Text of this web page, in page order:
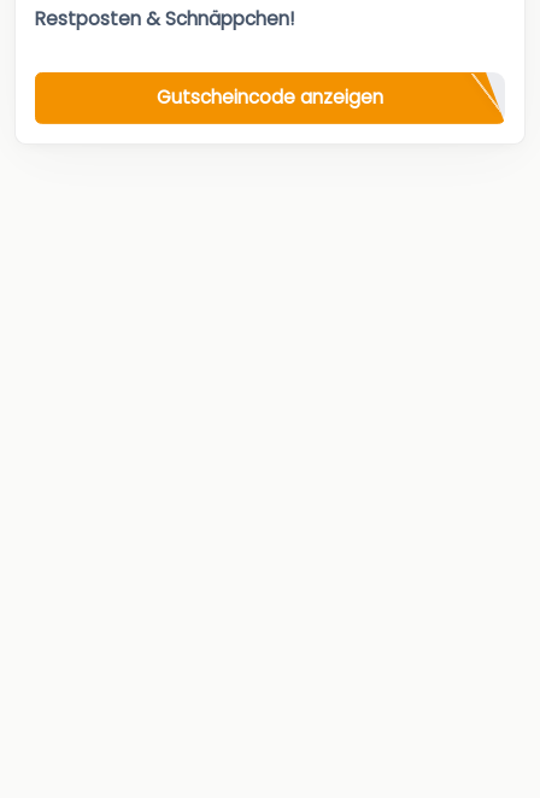
Restposten & Schnäppchen!
Gutscheincode anzeigen